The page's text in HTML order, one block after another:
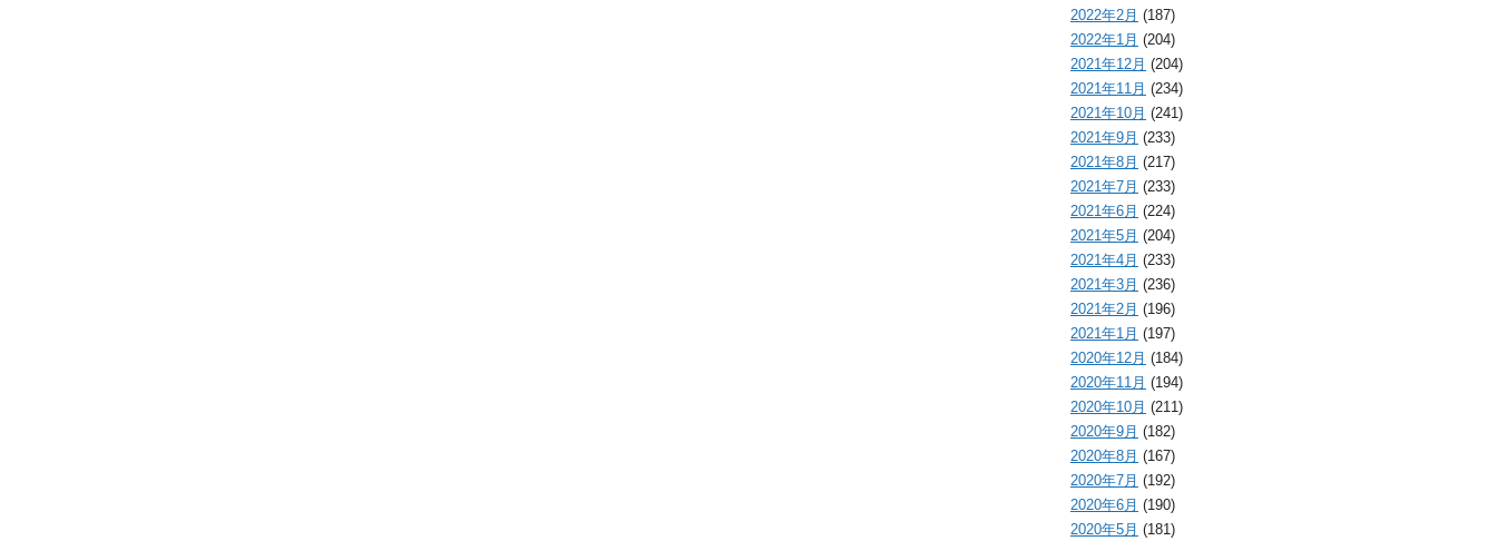
2022年2月 (187)
2022年1月 (204)
2021年12月 (204)
2021年11月 (234)
2021年10月 (241)
2021年9月 (233)
2021年8月 (217)
2021年7月 (233)
2021年6月 (224)
2021年5月 (204)
2021年4月 (233)
2021年3月 (236)
2021年2月 (196)
2021年1月 (197)
2020年12月 (184)
2020年11月 (194)
2020年10月 (211)
2020年9月 (182)
2020年8月 (167)
2020年7月 (192)
2020年6月 (190)
2020年5月 (181)